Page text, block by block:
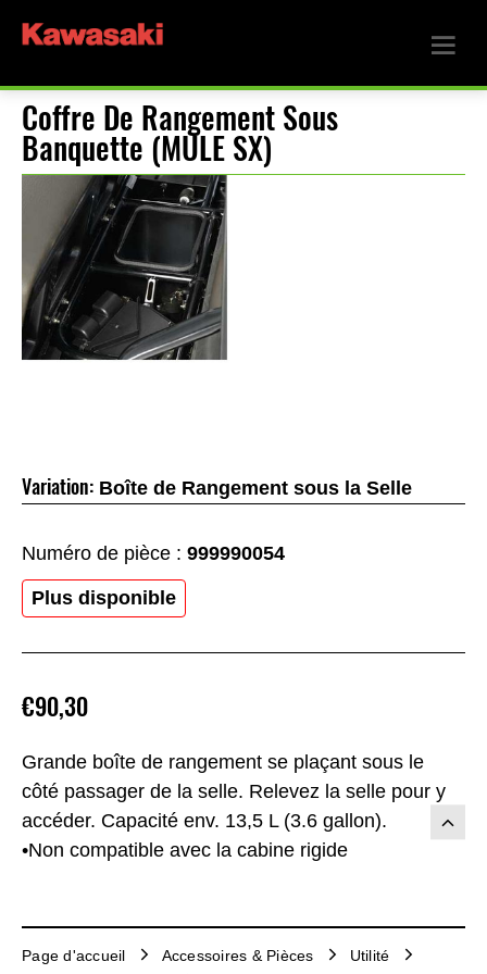
Coffre De Rangement Sous
Banquette (MULE SX)
Grande boîte de rangement se plaçant sous le
côté passager de la selle. Relevez la selle pour y
accéder. Capacité env. 13,5 L (3.6 gallon).
•Non compatible avec la cabine rigide
€90,30
Variation: Boîte de Rangement sous la Selle
Numéro de pièce : 999990054
Plus disponible
Page d'accueil Accessoires & Pièces
Utilité